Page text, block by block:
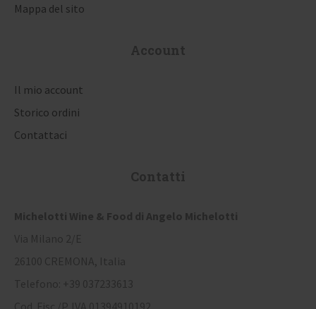
Mappa del sito
Account
Il mio account
Storico ordini
Contattaci
Contatti
Michelotti Wine & Food di Angelo Michelotti
Via Milano 2/E
26100 CREMONA, Italia
Telefono: +39 037233613
Cod. Fisc./P. IVA 01394910192